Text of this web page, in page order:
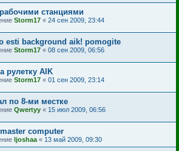
станциями
Storm17 « 24 сен 2009, 23:44
esti background aik! pomogite
Storm17 « 08 сен 2009, 06:56
рулетку AIK
Storm17 « 01 сен 2009, 23:14
по 8-ми местке
Qwertyy « 15 июл 2009, 06:56
computer
ljoshaa « 13 май 2009, 09:30